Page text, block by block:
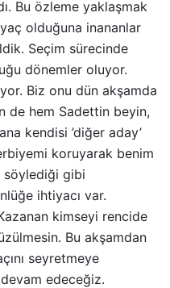
Bu özleme yaklaşmak
olduğuna inananlar
Seçim sürecinde
dönemler oluyor.
Biz onu dün akşamda
de hem Sadettin beyin,
kendisi ’diğer aday’
koruyarak benim
söylediği gibi
ihtiyacı var.
kimseyi rencide
Bu akşamdan
seyretmeye
edeceğiz.